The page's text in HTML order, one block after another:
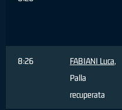
8:26 FABIANI Luca,
Palla
recuperata